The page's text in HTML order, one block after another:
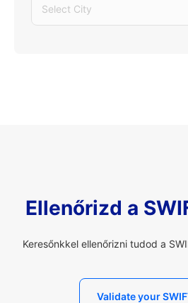
Select City
Ellenőrizd a
Keresőnkkel ellenőrizni tudod a
Validate your